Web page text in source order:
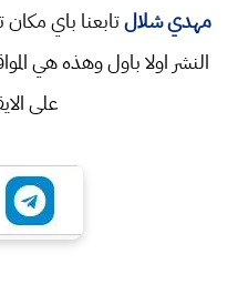
مهدي شلالتابعنا باي
النشر اولا باول وهذه هي
على